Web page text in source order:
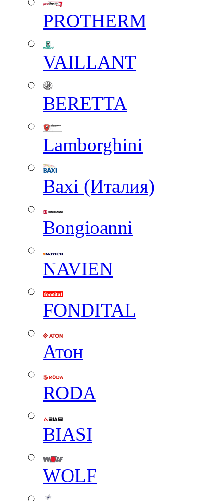
PROTHERM
VAILLANT
BERETTA
Lamborghini
Baxi (Италия)
Вongioanni
NAVIEN
FONDITAL
Атон
RODA
BIASI
WOLF